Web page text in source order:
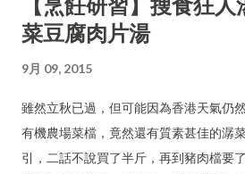
【烹飪研習】搜食狂
菜豆腐肉片湯
9月 09, 2015
雖然立秋已過，但可能因為香港天氣仍
有機農場菜檔，竟然還有質素甚佳的潺
引，二話不說買了半斤，再到豬肉檔要